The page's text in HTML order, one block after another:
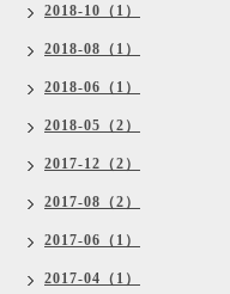
2018-10（1）
2018-08（1）
2018-06（1）
2018-05（2）
2017-12（2）
2017-08（2）
2017-06（1）
2017-04（1）